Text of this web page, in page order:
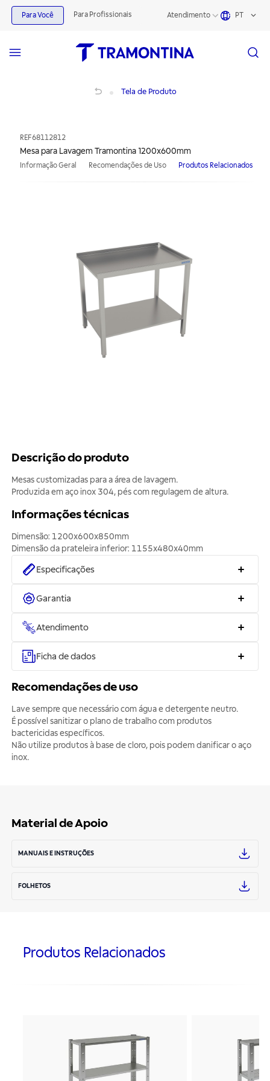
Para Você Para Profissionais Atendimento PT
Tela de Produto
REF68112812
Mesa para Lavagem Tramontina 1200x600mm
Informação Geral Recomendações de Uso Produtos Relacionados
Descrição do produto
Mesas customizadas para a área de lavagem.
Produzida em aço inox 304, pés com regulagem de altura.
Informações técnicas
Dimensão: 1200x600x850mm
Especificações
Garantia
Atendimento
Ficha de dados
Recomendações de uso
Lave sempre que necessário com água e detergente neutro.
É possível sanitizar o plano de trabalho com produtos
bactericidas específicos.
Não utilize produtos à base de cloro, pois podem danificar o aço
Material de Apoio
MANUAIS E INSTRUÇÕES
FOLHETOS
Produtos Relacionados